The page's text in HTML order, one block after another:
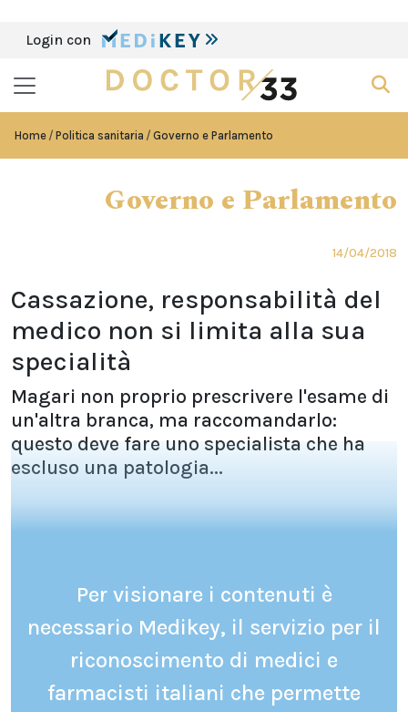
Login con
Home Politica sanitaria Governo e Parlamento
Governo e Parlamento
14/04/2018
Cassazione, responsabilità del
medico non si limita alla sua
specialità
Magari non proprio prescrivere l'esame di
un'altra branca, ma raccomandarlo:
questo deve fare uno specialista che ha
escluso una patologia...
Per visionare i contenuti è
necessario Medikey, il servizio per il
riconoscimento di medici e
farmacisti italiani che permette